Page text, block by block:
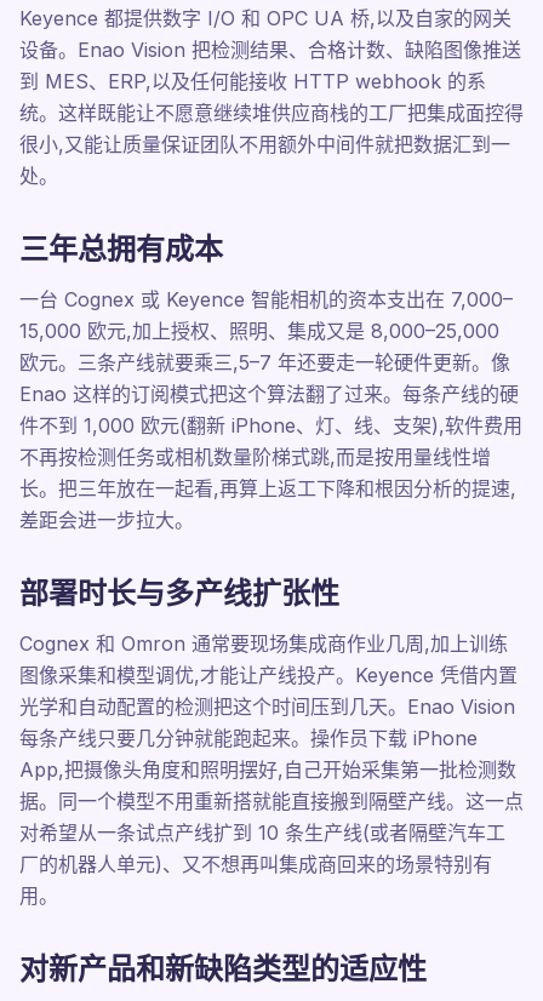
Keyence 都提供数字 I/O 和 OPC UA 桥,以及自家的网关
设备。Enao Vision 把检测结果、合格计数、缺陷图像推送
到 MES、ERP,以及任何能接收 HTTP webhook 的系
统。这样既能让不愿意继续堆供应商栈的工厂把集成面控得
很小,又能让质量保证团队不用额外中间件就把数据汇到一
处。
三年总拥有成本
一台 Cognex 或 Keyence 智能相机的资本支出在 7,000–
15,000 欧元,加上授权、照明、集成又是 8,000–25,000
欧元。三条产线就要乘三,5–7 年还要走一轮硬件更新。像
Enao 这样的订阅模式把这个算法翻了过来。每条产线的硬
件不到 1,000 欧元(翻新 iPhone、灯、线、支架),软件费用
不再按检测任务或相机数量阶梯式跳,而是按用量线性增
长。把三年放在一起看,再算上返工下降和根因分析的提速,
差距会进一步拉大。
部署时长与多产线扩张性
Cognex 和 Omron 通常要现场集成商作业几周,加上训练
图像采集和模型调优,才能让产线投产。Keyence 凭借内置
光学和自动配置的检测把这个时间压到几天。Enao Vision
每条产线只要几分钟就能跑起来。操作员下载 iPhone
App,把摄像头角度和照明摆好,自己开始采集第一批检测数
据。同一个模型不用重新搭就能直接搬到隔壁产线。这一点
对希望从一条试点产线扩到 10 条生产线(或者隔壁汽车工
厂的机器人单元)、又不想再叫集成商回来的场景特别有
用。
对新产品和新缺陷类型的适应性